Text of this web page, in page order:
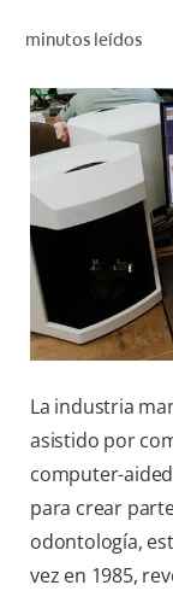
minutos leídos
La industria
asistido por
computer-
para crear
odontología,
vez en 1985,